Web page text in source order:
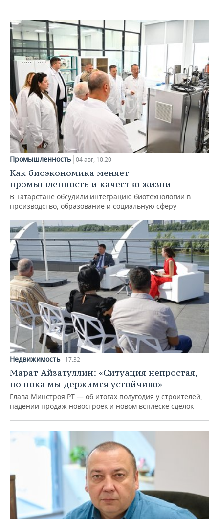
Промышленность 04 авг, 10:20
Как биоэкономика меняет
промышленность и качество жизни
В Татарстане обсудили интеграцию биотехнологий в
производство, образование и социальную сферу
Недвижимость 17:32
Марат Айзатуллин: «Ситуация непростая,
но пока мы держимся устойчиво»
Глава Минстроя РТ — об итогах полугодия у строителей,
падении продаж новостроек и новом всплеске сделок